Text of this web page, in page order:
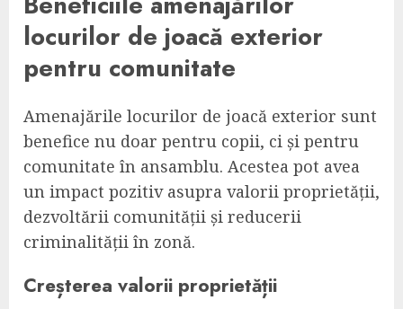
locurilor de joacă exterior
pentru comunitate
Amenajările locurilor de joacă exterior sunt
benefice nu doar pentru copii, ci și pentru
comunitate în ansamblu. Acestea pot avea
un impact pozitiv asupra valorii proprietății,
dezvoltării comunității și reducerii
criminalității în zonă.
Creșterea valorii proprietății